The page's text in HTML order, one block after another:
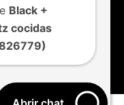
Black +
cocidas